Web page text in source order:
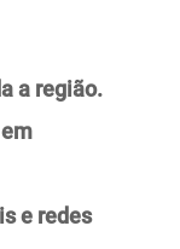
a região.
e redes